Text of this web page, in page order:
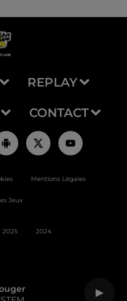
REPLAY
CONTACT
Mentions Légales
Jeux
2025 2024